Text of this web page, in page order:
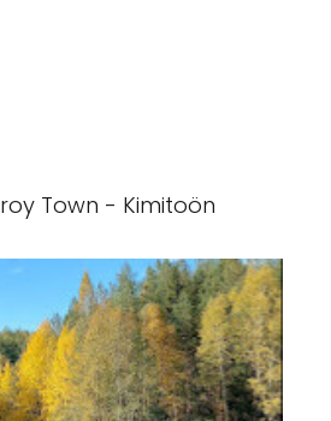
Town - Kimitoön